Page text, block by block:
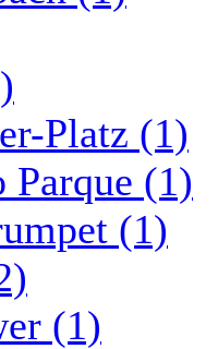
Platz (1)
(1)
(1)
(1)